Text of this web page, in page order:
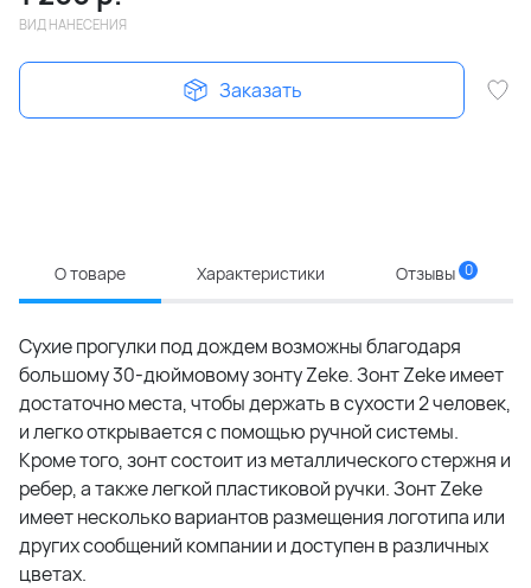
ВИД НАНЕСЕНИЯ
Заказать
О товаре Характеристики Отзывы 0
Сухие прогулки под дождем возможны благодаря
большому 30-дюймовому зонту Zeke. Зонт Zeke имеет
достаточно места, чтобы держать в сухости 2 человек,
и легко открывается с помощью ручной системы.
Кроме того, зонт состоит из металлического стержня и
ребер, а также легкой пластиковой ручки. Зонт Zeke
имеет несколько вариантов размещения логотипа или
других сообщений компании и доступен в различных
цветах.